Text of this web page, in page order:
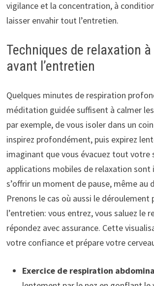
vigilance et la concentration, à
laisser envahir tout l’entretien.
Techniques de relaxation
avant l’entretien
Quelques minutes de respiration
méditation guidée suffisent à calmer
par exemple, de vous isoler dans un
inspirez profondément, puis expirez
imaginant que vous évacuez tout votre
applications mobiles de relaxation sont
s’offrir un moment de pause, même au
Prenons le cas où aussi le
l’entretien: vous entrez, vous saluez le
répondez avec assurance. Cette
votre confiance et prépare votre
Exercice de respiration